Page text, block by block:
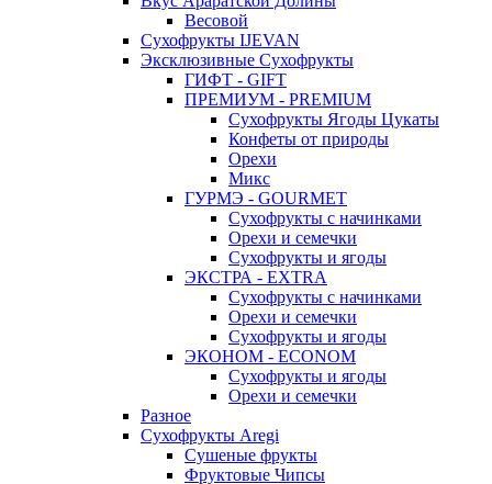
Весовой
Сухофрукты IJEVAN
Эксклюзивные Сухофрукты
ГИФТ - GIFT
ПРЕМИУМ - PREMIUM
Сухофрукты Ягоды Цукаты
Конфеты от природы
Орехи
Микс
ГУРМЭ - GOURMET
Сухофрукты с начинками
Орехи и семечки
Сухофрукты и ягоды
ЭКСТРА - EXTRA
Сухофрукты с начинками
Орехи и семечки
Сухофрукты и ягоды
ЭКОНОМ - ECONOM
Сухофрукты и ягоды
Орехи и семечки
Разное
Сухофрукты Aregi
Сушеные фрукты
Фруктовые Чипсы